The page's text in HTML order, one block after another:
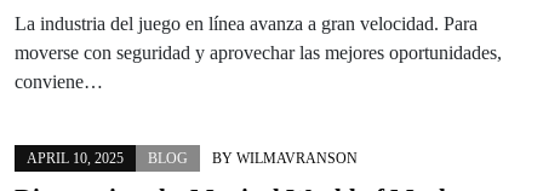
La industria del juego en línea avanza a gran velocidad. Para
moverse con seguridad y aprovechar las mejores oportunidades,
conviene…
APRIL 10, 2025 BLOG BY WILMAVRANSON